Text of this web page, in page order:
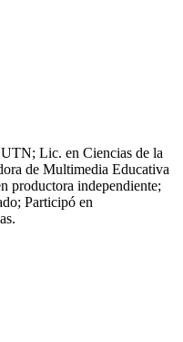
Lic. en Ciencias de la
de Multimedia Educativa
productora independiente;
Participó en